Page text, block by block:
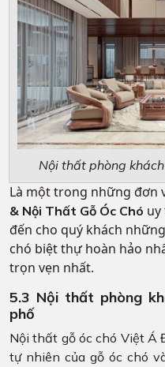
Nội thất phòng
Là một trong những đơn
& Nội Thất Gỗ Óc Chó
đến cho quý khách
chó biệt thự hoàn hảo
trọn vẹn nhất.
5.3 Nội thất phòng
phố
Nội thất gỗ óc chó Việt Á
tự nhiên của gỗ óc chó